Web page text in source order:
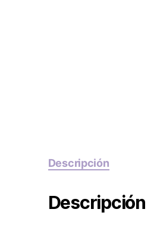
Descripción
Descripción